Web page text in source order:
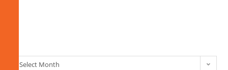
Select Month